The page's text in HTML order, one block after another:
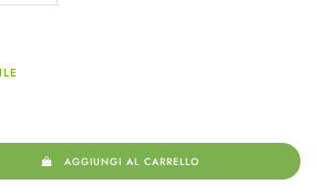
AGGIUNGI AL CARRELLO